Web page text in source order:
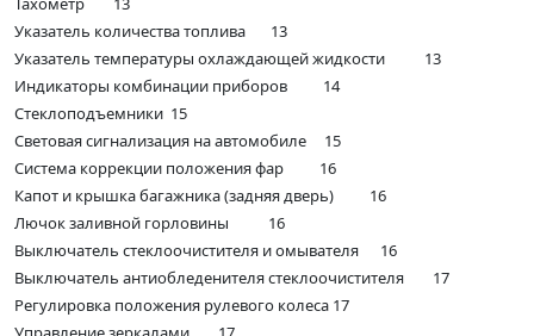
Указатель количества топлива 13
Указатель температуры охлаждающей жидкости 13
Индикаторы комбинации приборов 14
Стеклоподъемники 15
Световая сигнализация на автомобиле 15
Система коррекции положения фар 16
Капот и крышка багажника (задняя дверь) 16
Лючок заливной горловины 16
Выключатель стеклоочистителя и омывателя 16
Выключатель антиобледенителя стеклоочистителя 17
Регулировка положения рулевого колеса 17